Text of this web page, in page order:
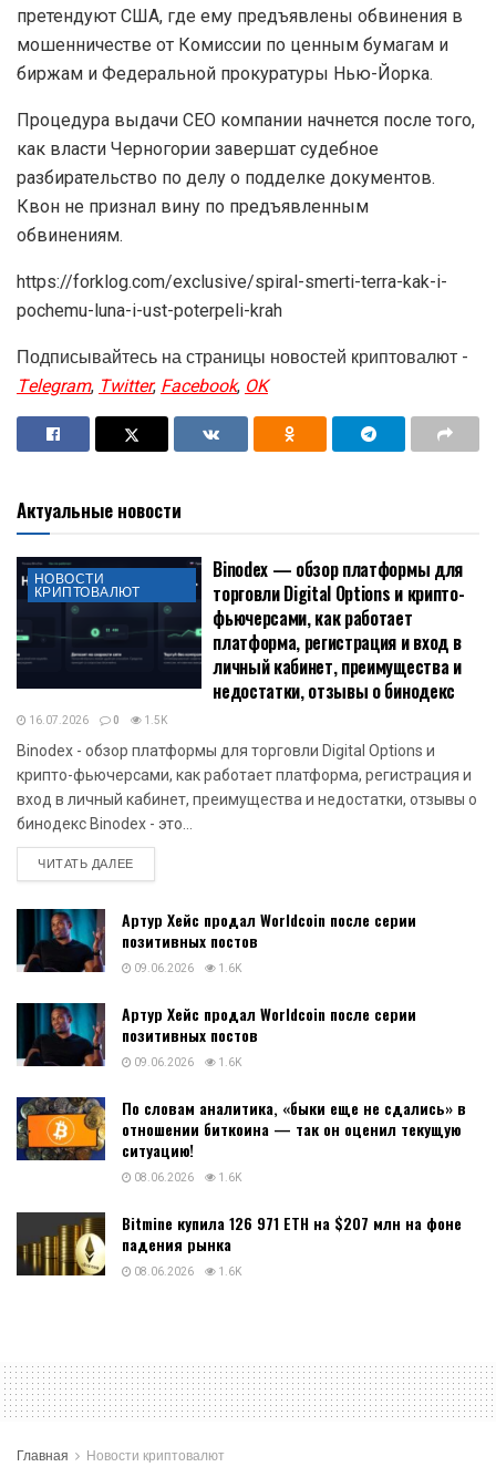
претендуют США, где ему предъявлены обвинения в
мошенничестве от Комиссии по ценным бумагам и
биржам и Федеральной прокуратуры Нью-Йорка.
Процедура выдачи CEO компании начнется после того,
как власти Черногории завершат судебное
разбирательство по делу о подделке документов.
Квон не признал вину по предъявленным
обвинениям.
https://forklog.com/exclusive/spiral-smerti-terra-kak-i-
pochemu-luna-i-ust-poterpeli-krah
Подписывайтесь на страницы новостей криптовалют -
Telegram,Twitter,Facebook,OK
Актуальные новости
НОВОСТИ
КРИПТОВАЛЮТ
Binodex — обзор платформы для
торговли Digital Options и крипто-
фьючерсами, как работает
платформа, регистрация и вход в
личный кабинет, преимущества и
недостатки, отзывы о бинодекс
16.07.2026 0 1.5K
Binodex - обзор платформы для торговли Digital Options и
крипто-фьючерсами, как работает платформа, регистрация и
вход в личный кабинет, преимущества и недостатки, отзывы о
бинодекс Binodex - это...
ЧИТАТЬ ДАЛЕЕDETAILS
Артур Хейс продал Worldcoin после серии
позитивных постов
09.06.2026 1.6K
Артур Хейс продал Worldcoin после серии
позитивных постов
09.06.2026 1.6K
По словам аналитика, «быки еще не сдались» в
отношении биткоина — так он оценил текущую
ситуацию!
08.06.2026 1.6K
Bitmine купила 126 971 ETH на $207 млн на фоне
падения рынка
08.06.2026 1.6K
Главная Новости криптовалют